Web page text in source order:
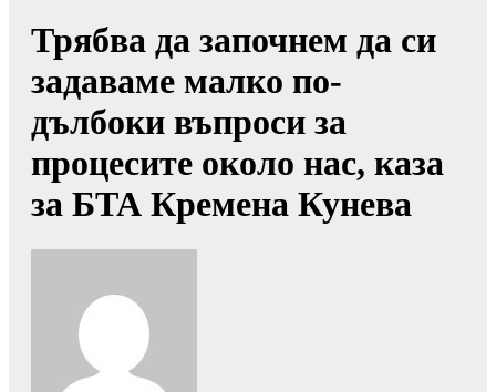
Трябва да започнем да си
задаваме малко по-
дълбоки въпроси за
процесите около нас, каза
за БТА Кремена Кунева